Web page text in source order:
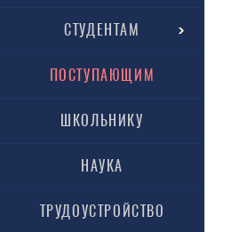
СТУДЕНТАМ
ПОСТУПАЮЩИМ
ШКОЛЬНИКУ
НАУКА
ТРУДОУСТРОЙСТВО